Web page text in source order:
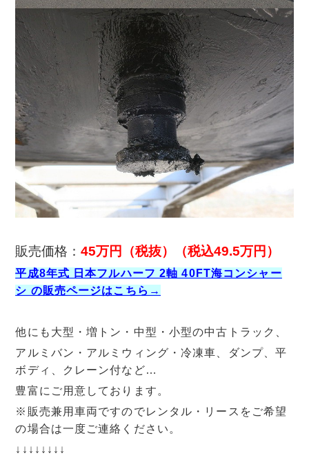
販売価格：45万円（税抜）（税込49.5万円）
平成8年式 日本フルハーフ 2軸 40FT海コンシャー
シ の販売ページはこちら→
他にも大型・増トン・中型・小型の中古トラック、
アルミバン・アルミウィング・冷凍車、ダンプ、平
ボディ、クレーン付など…
豊富にご用意しております。
※販売兼用車両ですのでレンタル・リースをご希望
の場合は一度ご連絡ください。
↓↓↓↓↓↓↓↓